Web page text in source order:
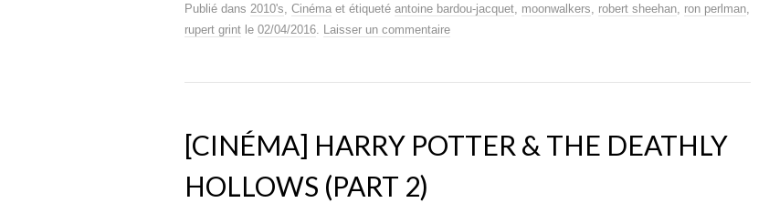
Publié dans 2010's Cinéma et étiqueté antoine bardou-jacquet moonwalkers robert sheehan ron perlman
rupert grint le 02/04/2016 Laisser un commentaire
[CINÉMA] HARRY POTTER & THE DEATHLY
HOLLOWS (PART 2)